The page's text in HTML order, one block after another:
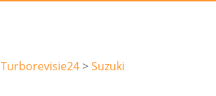
Turborevisie24 Suzuki